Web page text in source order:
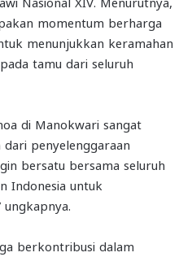
momentum berharga
menunjukkan keramahan
tamu dari seluruh
di Manokwari sangat
penyelenggaraan
bersatu bersama seluruh
Indonesia untuk
berkontribusi dalam